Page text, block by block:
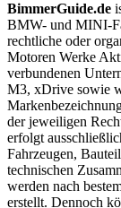
BimmerGuide.de
BMW- und MINI-
rechtliche oder
Motoren Werke
verbundenen
M3, xDrive sowie
der jeweiligen
erfolgt
Fahrzeugen,
technischen
werden nach
erstellt. Dennoch